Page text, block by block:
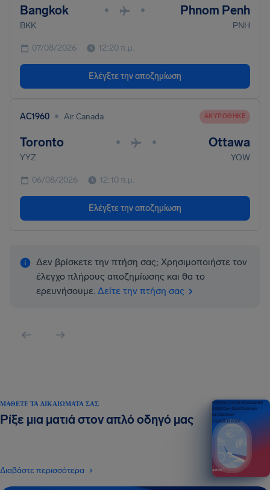
Bangkok • • Phnom Penh
BKK PNH
07/08/2026 12:20 π.μ.
Ελέγξτε την αποζημίωση
AC1960 • Air Canada ΑΚΥΡΏΘΗΚΕ
Toronto • • Ottawa
YYZ YOW
06/08/2026 12:10 π.μ.
Ελέγξτε την αποζημίωση
Δεν βρίσκετε την πτήση σας; Χρησιμοποιήστε τον
έλεγχο πλήρους αποζημίωσης και θα το
ερευνήσουμε. Δείτε την πτήση σας
ΜΆΘΕΤΕ ΤΑ ΔΙΚΑΙΏΜΑΤΆ ΣΑΣ
Ρίξε μια ματιά στον απλό οδηγό μας
Διαβάστε περισσότερα
Οδηγός για τα δικαιώματα
επιβατών αεροπορικών
μεταφορών
ΕΚΔΟΣΗ 2026